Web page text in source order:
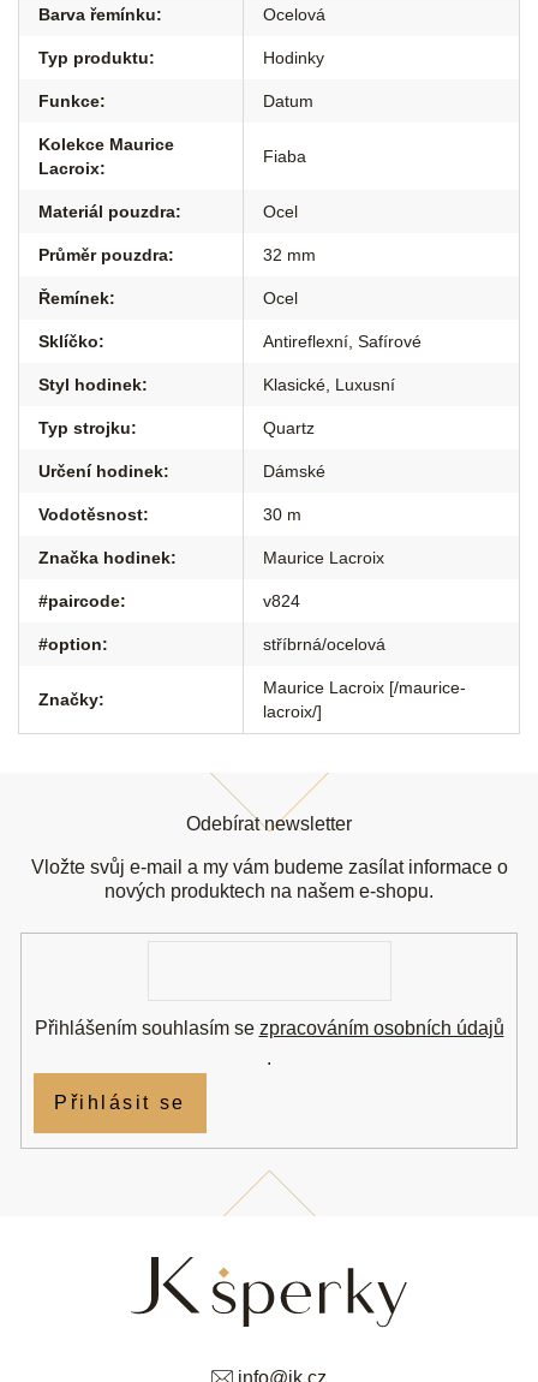
Barva řemínku: Ocelová
Typ produktu: Hodinky
Funkce: Datum
Kolekce Maurice
Lacroix:
Fiaba
Materiál pouzdra: Ocel
Průměr pouzdra: 32 mm
Řemínek: Ocel
Sklíčko: Antireflexní Safírové
Styl hodinek: Klasické Luxusní
Typ strojku: Quartz
Určení hodinek: Dámské
Vodotěsnost: 30 m
Značka hodinek: Maurice Lacroix
#paircode: v824
#option: stříbrná/ocelová
Značky:
Maurice Lacroix [/maurice-
lacroix/]
info@jk.cz
Odebírat newsletter
Vložte svůj e-mail a my vám budeme zasílat informace o
nových produktech na našem e-shopu.
Přihlášením souhlasím se zpracováním osobních údajů
.
Přihlásit se